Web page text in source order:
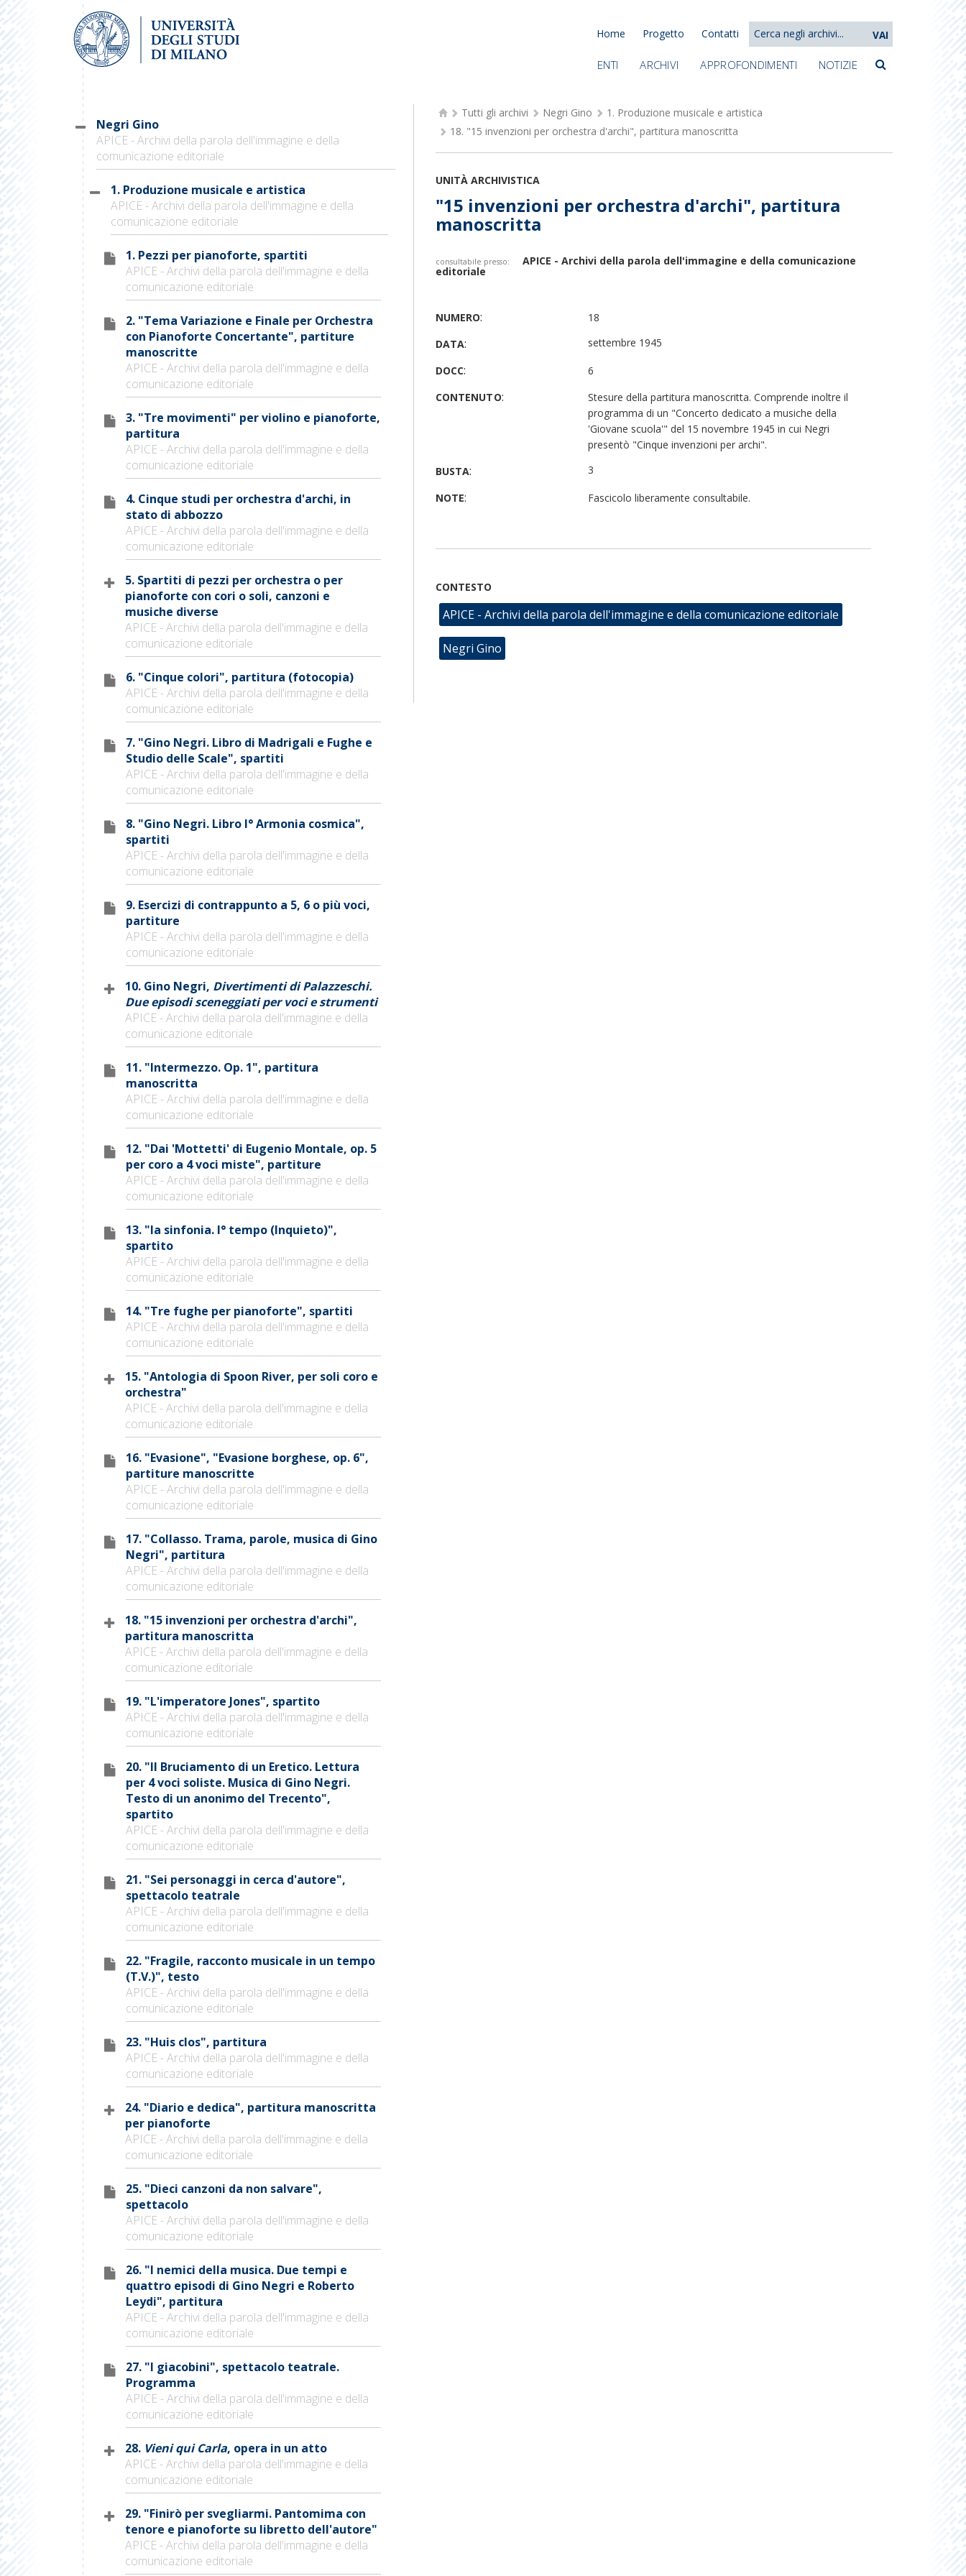
Home Progetto Contatti VAI
ENTI ARCHIVI APPROFONDIMENTI NOTIZIE
Tutti gli archivi Negri Gino 1. Produzione musicale e artistica
18. "15 invenzioni per orchestra d'archi", partitura manoscritta
UNITÀ ARCHIVISTICA
"15 invenzioni per orchestra d'archi", partitura
manoscritta
consultabile presso: APICE - Archivi della parola dell'immagine e della comunicazione
editoriale
NUMERO:
18
DATA: settembre 1945
DOCC:
6
CONTENUTO:
Stesure della partitura manoscritta. Comprende inoltre il
programma di un "Concerto dedicato a musiche della
'Giovane scuola'" del 15 novembre 1945 in cui Negri
presentò "Cinque invenzioni per archi".
BUSTA: 3
NOTE: Fascicolo liberamente consultabile.
CONTESTO
APICE - Archivi della parola dell'immagine e della comunicazione editoriale
Negri Gino
Negri Gino
APICE - Archivi della parola dell'immagine e della
comunicazione editoriale
1. Produzione musicale e artistica
APICE - Archivi della parola dell'immagine e della
comunicazione editoriale
1. Pezzi per pianoforte, spartiti
APICE - Archivi della parola dell'immagine e della
comunicazione editoriale
2. "Tema Variazione e Finale per Orchestra
con Pianoforte Concertante", partiture
manoscritte
APICE - Archivi della parola dell'immagine e della
comunicazione editoriale
3. "Tre movimenti" per violino e pianoforte,
partitura
APICE - Archivi della parola dell'immagine e della
comunicazione editoriale
4. Cinque studi per orchestra d'archi, in
stato di abbozzo
APICE - Archivi della parola dell'immagine e della
comunicazione editoriale
5. Spartiti di pezzi per orchestra o per
pianoforte con cori o soli, canzoni e
musiche diverse
APICE - Archivi della parola dell'immagine e della
comunicazione editoriale
6. "Cinque colori", partitura (fotocopia)
APICE - Archivi della parola dell'immagine e della
comunicazione editoriale
7. "Gino Negri. Libro di Madrigali e Fughe e
Studio delle Scale", spartiti
APICE - Archivi della parola dell'immagine e della
comunicazione editoriale
8. "Gino Negri. Libro I° Armonia cosmica",
spartiti
APICE - Archivi della parola dell'immagine e della
comunicazione editoriale
9. Esercizi di contrappunto a 5, 6 o più voci,
partiture
APICE - Archivi della parola dell'immagine e della
comunicazione editoriale
10. Gino Negri, Divertimenti di Palazzeschi.
Due episodi sceneggiati per voci e strumenti
APICE - Archivi della parola dell'immagine e della
comunicazione editoriale
11. "Intermezzo. Op. 1", partitura
manoscritta
APICE - Archivi della parola dell'immagine e della
comunicazione editoriale
12. "Dai 'Mottetti' di Eugenio Montale, op. 5
per coro a 4 voci miste", partiture
APICE - Archivi della parola dell'immagine e della
comunicazione editoriale
13. "Ia sinfonia. I° tempo (Inquieto)",
spartito
APICE - Archivi della parola dell'immagine e della
comunicazione editoriale
14. "Tre fughe per pianoforte", spartiti
APICE - Archivi della parola dell'immagine e della
comunicazione editoriale
15. "Antologia di Spoon River, per soli coro e
orchestra"
APICE - Archivi della parola dell'immagine e della
comunicazione editoriale
16. "Evasione", "Evasione borghese, op. 6",
partiture manoscritte
APICE - Archivi della parola dell'immagine e della
comunicazione editoriale
17. "Collasso. Trama, parole, musica di Gino
Negri", partitura
APICE - Archivi della parola dell'immagine e della
comunicazione editoriale
18. "15 invenzioni per orchestra d'archi",
partitura manoscritta
APICE - Archivi della parola dell'immagine e della
comunicazione editoriale
19. "L'imperatore Jones", spartito
APICE - Archivi della parola dell'immagine e della
comunicazione editoriale
20. "Il Bruciamento di un Eretico. Lettura
per 4 voci soliste. Musica di Gino Negri.
Testo di un anonimo del Trecento",
spartito
APICE - Archivi della parola dell'immagine e della
comunicazione editoriale
21. "Sei personaggi in cerca d'autore",
spettacolo teatrale
APICE - Archivi della parola dell'immagine e della
comunicazione editoriale
22. "Fragile, racconto musicale in un tempo
(T.V.)", testo
APICE - Archivi della parola dell'immagine e della
comunicazione editoriale
23. "Huis clos", partitura
APICE - Archivi della parola dell'immagine e della
comunicazione editoriale
24. "Diario e dedica", partitura manoscritta
per pianoforte
APICE - Archivi della parola dell'immagine e della
comunicazione editoriale
25. "Dieci canzoni da non salvare",
spettacolo
APICE - Archivi della parola dell'immagine e della
comunicazione editoriale
26. "I nemici della musica. Due tempi e
quattro episodi di Gino Negri e Roberto
Leydi", partitura
APICE - Archivi della parola dell'immagine e della
comunicazione editoriale
27. "I giacobini", spettacolo teatrale.
Programma
APICE - Archivi della parola dell'immagine e della
comunicazione editoriale
28. Vieni qui Carla, opera in un atto
APICE - Archivi della parola dell'immagine e della
comunicazione editoriale
29. "Finirò per svegliarmi. Pantomima con
tenore e pianoforte su libretto dell'autore"
APICE - Archivi della parola dell'immagine e della
comunicazione editoriale